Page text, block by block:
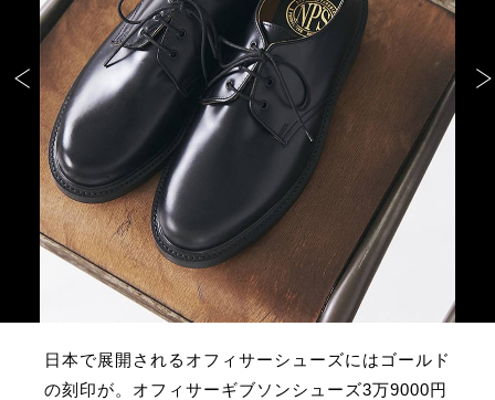
日本で展開されるオフィサーシューズにはゴールド
の刻印が。オフィサーギブソンシューズ3万9000円